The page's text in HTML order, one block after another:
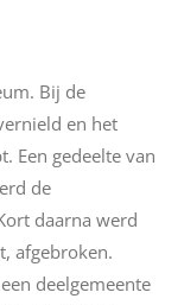
Bij de
en het
Een gedeelte van
de
daarna werd
afgebroken.
deelgemeente